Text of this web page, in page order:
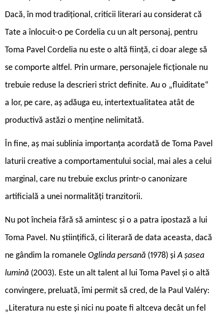
Dacă, în mod tradițional, criticii literari au considerat că
Tate a înlocuit-o pe Cordelia cu un alt personaj, pentru
Toma Pavel Cordelia nu este o altă ființă, ci doar alege să
se comporte altfel. Prin urmare, personajele ficționale nu
trebuie reduse la descrieri strict definite. Au o „fluiditate“
a lor, pe care, aș adăuga eu, intertextualitatea atât de
productivă astăzi o menține nelimitată.
În fine, aș mai sublinia importanța acordată de Toma Pavel
laturii creative a comportamentului social, mai ales a celui
marginal, care nu trebuie exclus printr-o canonizare
artificială a unei normalități tranzitorii.
N u pot încheia fără să amintesc și o a patra ipostază a lui
Toma Pavel. Nu științifică, ci literară de data aceasta, dacă
ne gândim la romanele Oglinda persană (1978) șiA șasea
lumină (2003). Este un alt talent al lui Toma Pavel și o altă
convingere, preluată, îmi permit să cred, de la Paul Valéry:
„Literatura nu este şi nici nu poate fi altceva decât un fel